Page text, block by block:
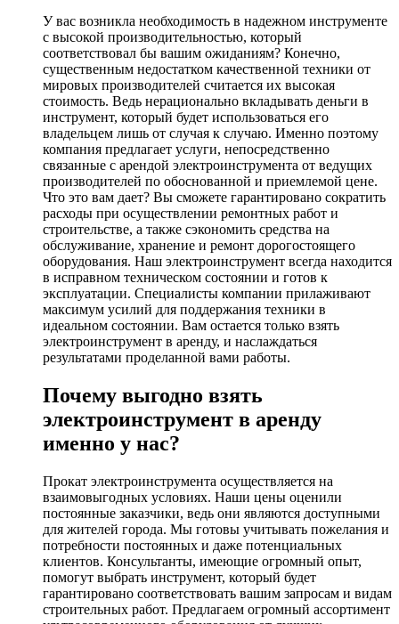
У вас возникла необходимость в надежном инструменте
с высокой производительностью, который
соответствовал бы вашим ожиданиям? Конечно,
существенным недостатком качественной техники от
мировых производителей считается их высокая
стоимость. Ведь нерационально вкладывать деньги в
инструмент, который будет использоваться его
владельцем лишь от случая к случаю. Именно поэтому
компания предлагает услуги, непосредственно
связанные с арендой электроинструмента от ведущих
производителей по обоснованной и приемлемой цене.
Что это вам дает? Вы сможете гарантировано сократить
расходы при осуществлении ремонтных работ и
строительстве, а также сэкономить средства на
обслуживание, хранение и ремонт дорогостоящего
оборудования. Наш электроинструмент всегда находится
в исправном техническом состоянии и готов к
эксплуатации. Специалисты компании прилаживают
максимум усилий для поддержания техники в
идеальном состоянии. Вам остается только взять
электроинструмент в аренду, и наслаждаться
результатами проделанной вами работы.
Почему выгодно взять
электроинструмент в аренду
именно у нас?
Прокат электроинструмента осуществляется на
взаимовыгодных условиях. Наши цены оценили
постоянные заказчики, ведь они являются доступными
для жителей города. Мы готовы учитывать пожелания и
потребности постоянных и даже потенциальных
клиентов. Консультанты, имеющие огромный опыт,
помогут выбрать инструмент, который будет
гарантировано соответствовать вашим запросам и видам
строительных работ. Предлагаем огромный ассортимент